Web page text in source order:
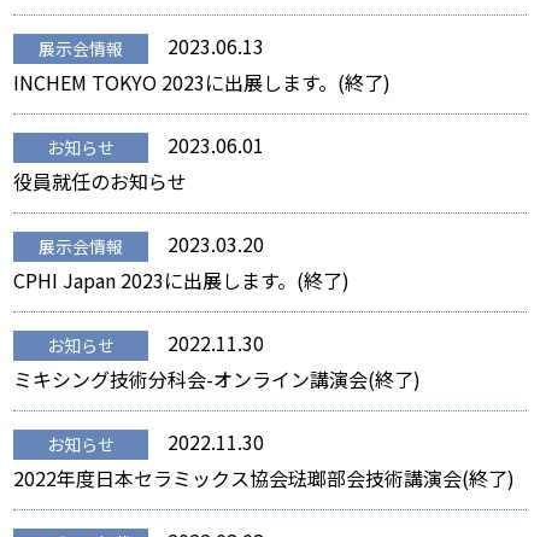
展示会情報
2023.06.13
INCHEM TOKYO 2023に出展します。(終了)
お知らせ
2023.06.01
役員就任のお知らせ
展示会情報
2023.03.20
CPHI Japan 2023に出展します。(終了)
お知らせ
2022.11.30
ミキシング技術分科会-オンライン講演会(終了)
お知らせ
2022.11.30
2022年度日本セラミックス協会琺瑯部会技術講演会(終了)